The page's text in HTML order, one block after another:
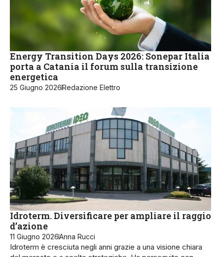
Energy Transition Days 2026: Sonepar Italia
porta a Catania il forum sulla transizione
energetica
25 Giugno 2026Redazione Elettro
Idroterm. Diversificare per ampliare il raggio
d’azione
11 Giugno 2026Anna Rucci
Idroterm è cresciuta negli anni grazie a una visione chiara